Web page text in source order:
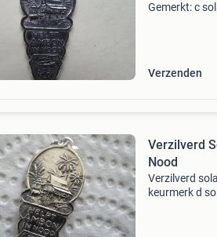
Gemerkt: c
Verzenden
Verzilverd
Nood
Verzilverd
keurmerk d